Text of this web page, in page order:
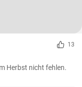
13
Herbst nicht fehlen.